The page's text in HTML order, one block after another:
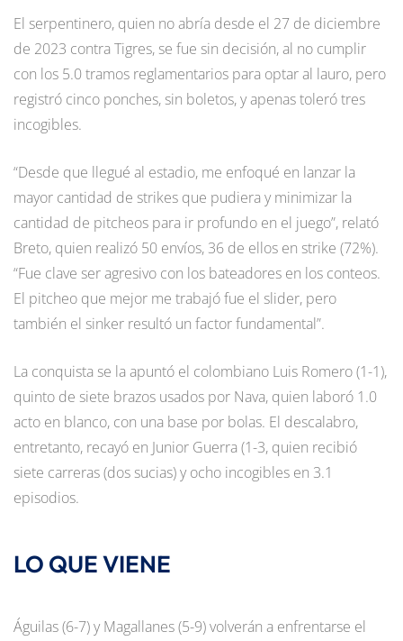
El serpentinero, quien no abría desde el 27 de diciembre
de 2023 contra Tigres, se fue sin decisión, al no cumplir
con los 5.0 tramos reglamentarios para optar al lauro, pero
registró cinco ponches, sin boletos, y apenas toleró tres
incogibles.
“Desde que llegué al estadio, me enfoqué en lanzar la
mayor cantidad de strikes que pudiera y minimizar la
cantidad de pitcheos para ir profundo en el juego”, relató
Breto, quien realizó 50 envíos, 36 de ellos en strike (72%).
“Fue clave ser agresivo con los bateadores en los conteos.
El pitcheo que mejor me trabajó fue el slider, pero
también el sinker resultó un factor fundamental”.
La conquista se la apuntó el colombiano Luis Romero (1-1),
quinto de siete brazos usados por Nava, quien laboró 1.0
acto en blanco, con una base por bolas. El descalabro,
entretanto, recayó en Junior Guerra (1-3, quien recibió
siete carreras (dos sucias) y ocho incogibles en 3.1
episodios.
LO QUE VIENE
Águilas (6-7) y Magallanes (5-9) volverán a enfrentarse el